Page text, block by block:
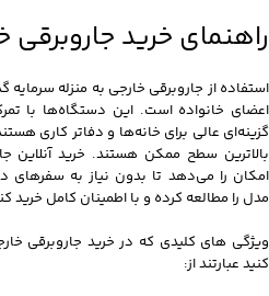
راهنمای خرید
استفاده از جاروبرقی خارجی به منزله
اعضای خانواده است. این دستگاه‌ها با
گزینه‌ای عالی برای خانه‌ها و دفاتر کاری
بالاترین سطح ممکن هستند. خرید آنلاین
امکان را می‌دهد تا بدون نیاز به
مدل را مطالعه کرده و با اطمینان کامل خرید
ویژگی‌ های کلیدی که در خرید جاروبرقی
کنید عبارتند از: